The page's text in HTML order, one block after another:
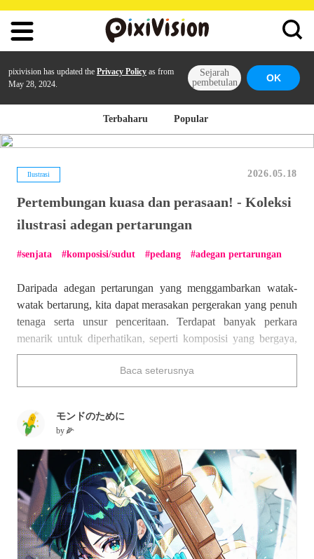
pixivision has updated the Privacy Policy as from
May 28, 2024.
Sejarah
pembetulan
OK
Terbaharu Popular
Ilustrasi 2026.05.18
Pertembungan kuasa dan perasaan! - Koleksi
ilustrasi adegan pertarungan
senjata komposisi/sudut pedang adegan pertarungan
Daripada adegan pertarungan yang menggambarkan watak-
watak bertarung, kita dapat merasakan pergerakan yang penuh
tenaga serta unsur penceritaan. Terdapat banyak perkara
menarik untuk diperhatikan, seperti komposisi yang bergaya,
senjata unik yang melambangkan watak tersebut, serta ekspresi
yang menunjukkan emosi mereka ketika bertarung.
Kali ini, kami telah membawakan koleksi ilustrasi adegan
Baca seterusnya
モンドのために
by🌽